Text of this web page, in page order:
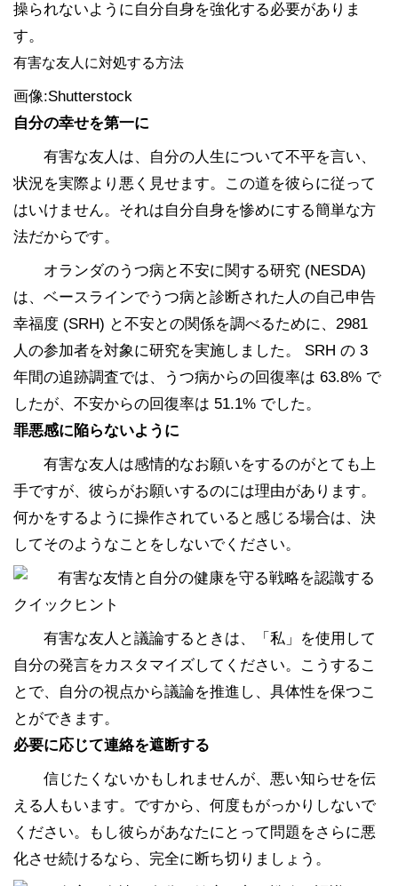
操られないように自分自身を強化する必要がありま
す。
有害な友人に対処する方法
画像:Shutterstock
自分の幸せを第一に
有害な友人は、自分の人生について不平を言い、
状況を実際より悪く見せます。この道を彼らに従って
はいけません。それは自分自身を惨めにする簡単な方
法だからです。
オランダのうつ病と不安に関する研究 (NESDA)
は、ベースラインでうつ病と診断された人の自己申告
幸福度 (SRH) と不安との関係を調べるために、2981
人の参加者を対象に研究を実施しました。 SRH の 3
年間の追跡調査では、うつ病からの回復率は 63.8% で
したが、不安からの回復率は 51.1% でした。
罪悪感に陥らないように
有害な友人は感情的なお願いをするのがとても上
手ですが、彼らがお願いするのには理由があります。
何かをするように操作されていると感じる場合は、決
してそのようなことをしないでください。
クイックヒント
有害な友人と議論するときは、「私」を使用して
自分の発言をカスタマイズしてください。こうするこ
とで、自分の視点から議論を推進し、具体性を保つこ
とができます。
必要に応じて連絡を遮断する
信じたくないかもしれませんが、悪い知らせを伝
える人もいます。ですから、何度もがっかりしないで
ください。もし彼らがあなたにとって問題をさらに悪
化させ続けるなら、完全に断ち切りましょう。